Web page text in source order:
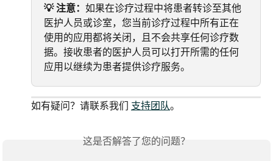
💡 注意： 如果在诊疗过程中将患者转诊至其他
医护人员或诊室，您当前诊疗过程中所有正在
使用的应用都将关闭，且不会共享任何诊疗数
据。接收患者的医护人员可以打开所需的任何
应用以继续为患者提供诊疗服务。
如有疑问？请联系我们 支持团队。
这是否解答了您的问题？